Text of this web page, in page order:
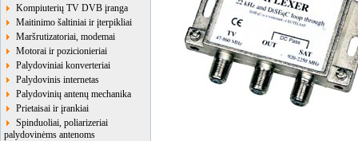
Kompiuterių TV DVB įranga
Maitinimo šaltiniai ir įterpikliai
Maršrutizatoriai, modemai
Motorai ir pozicionieriai
Palydoviniai konverteriai
Palydovinis internetas
Palydovinių antenų mechanika
Prietaisai ir įrankiai
Spinduoliai, poliarizeriai
palydovinėms antenoms